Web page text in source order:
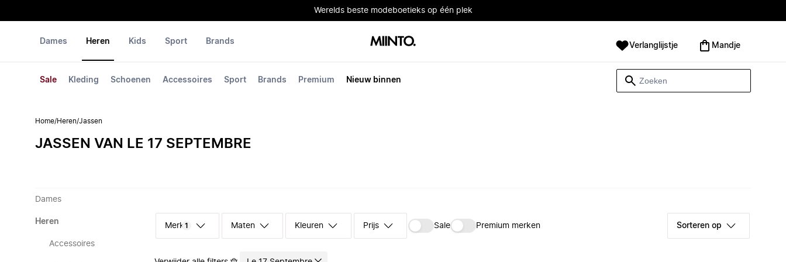
Werelds beste modeboetieks op één plek
Dames Heren
Sale Kleding Schoenen Accessoires Sport Brands Premium Nieuw binnen
Kids Sport Brands Verlanglijstje Mandje
Home/Heren/Jassen
JASSEN VAN LE 17 SEPTEMBRE
Dames
Heren
Accessoires
Merk 1 Maten Kleuren Prijs Sale Premium merken Sorteren op